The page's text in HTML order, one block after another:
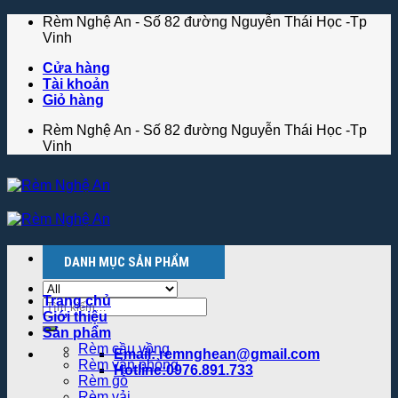
Skip
Rèm Nghệ An - Số 82 đường Nguyễn Thái Học -Tp
Vinh
Cửa hàng
Tài khoản
Giỏ hàng
Rèm Nghệ An - Số 82 đường Nguyễn Thái Học -Tp
Vinh
Menu
Tìm
kiếm:
Email: remnghean@gmail.com
Hotline:0976.891.733
DANH MỤC SẢN PHẨM
Trang chủ
Giới thiệu
Sản phẩm
Rèm cầu vồng
Rèm văn phòng
Rèm gỗ